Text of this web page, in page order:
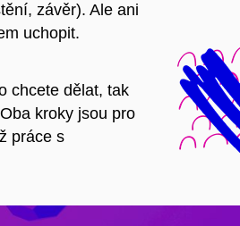
závěr). Ale ani
uchopit.
chcete dělat, tak
kroky jsou pro
práce s